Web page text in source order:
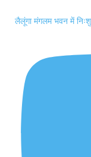
लैलूंगा मंगलम भवन में